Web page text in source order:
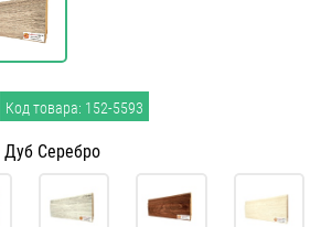
Код товара: 152-5593
Дуб Серебро